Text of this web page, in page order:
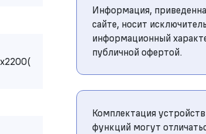
Информация,
сайте, носит
информационный
публичной офертой.
Комплектация
функций могут